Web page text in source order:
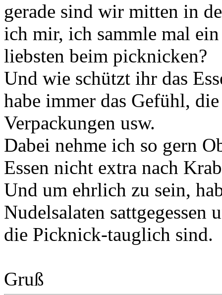
gerade sind wir mitten in
ich mir, ich sammle mal
liebsten beim picknicken?
Und wie schützt ihr das
habe immer das Gefühl,
Verpackungen usw.
Dabei nehme ich so gern
Essen nicht extra nach
Und um ehrlich zu sein,
Nudelsalaten sattgegessen
die Picknick-tauglich sind.
Gruß